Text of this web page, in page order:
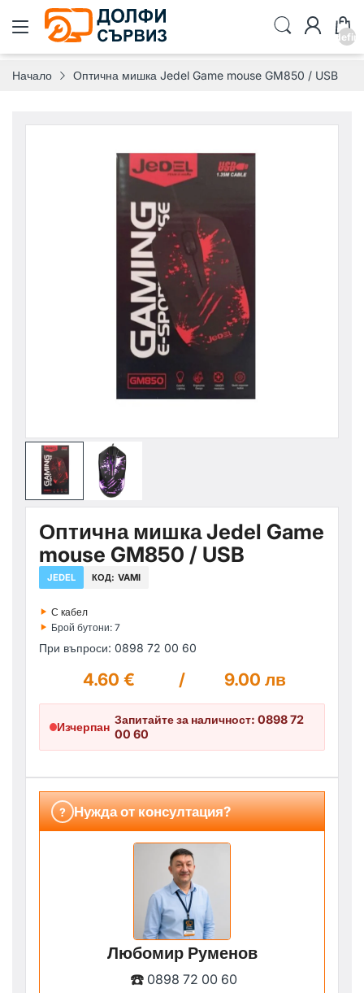
Начало Оптична мишка Jedel Game mouse GM850 / USB
Оптична мишка Jedel Game
mouse GM850 / USB
JEDEL КОД: VAMI
‣ С кабел
‣ Брой бутони: 7
При въпроси: 0898 72 00 60
4.60 € / 9.00 лв
Изчерпан
Запитайте за наличност: 0898 72
00 60
? Нужда от консултация?
Любомир Руменов
☎️ 0898 72 00 60